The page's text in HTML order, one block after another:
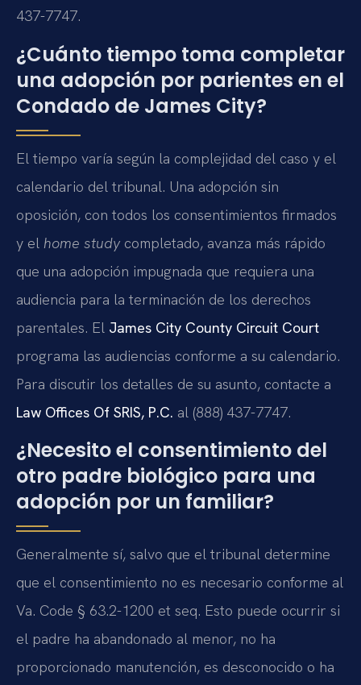
437-7747.
¿Cuánto tiempo toma completar
una adopción por parientes en el
Condado de James City?
El tiempo varía según la complejidad del caso y el
calendario del tribunal. Una adopción sin
oposición, con todos los consentimientos firmados
y el home study completado, avanza más rápido
que una adopción impugnada que requiera una
audiencia para la terminación de los derechos
parentales. El James City County Circuit Court
programa las audiencias conforme a su calendario.
Para discutir los detalles de su asunto, contacte a
Law Offices Of SRIS, P.C. al (888) 437-7747.
¿Necesito el consentimiento del
otro padre biológico para una
adopción por un familiar?
Generalmente sí, salvo que el tribunal determine
que el consentimiento no es necesario conforme al
Va. Code § 63.2-1200 et seq. Esto puede ocurrir si
el padre ha abandonado al menor, no ha
proporcionado manutención, es desconocido o ha